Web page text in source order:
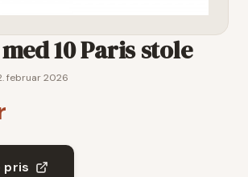
10 Paris stole
februar 2026
pris